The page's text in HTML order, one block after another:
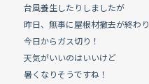
台風養生したりしましたが
昨日、無事に屋根材撤去が終わり
今日からガス切り！
天気がいいのはいいけど
暑くなりそうですね！